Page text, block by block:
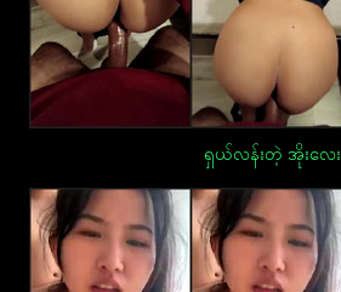
ရှယ်လန်းတဲ့ အိုးလေး